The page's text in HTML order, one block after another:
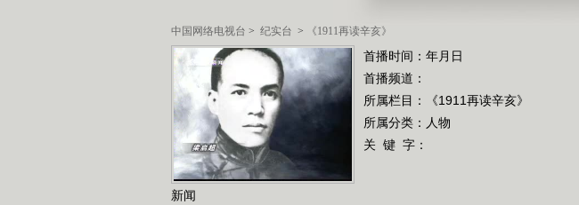
中国网络电视台 > 纪实台 > 《1911再读辛亥》
首播时间：年月日
首播频道：
所属栏目：
《1911再读辛亥》
所属分类：人物
关 键 字：
新闻